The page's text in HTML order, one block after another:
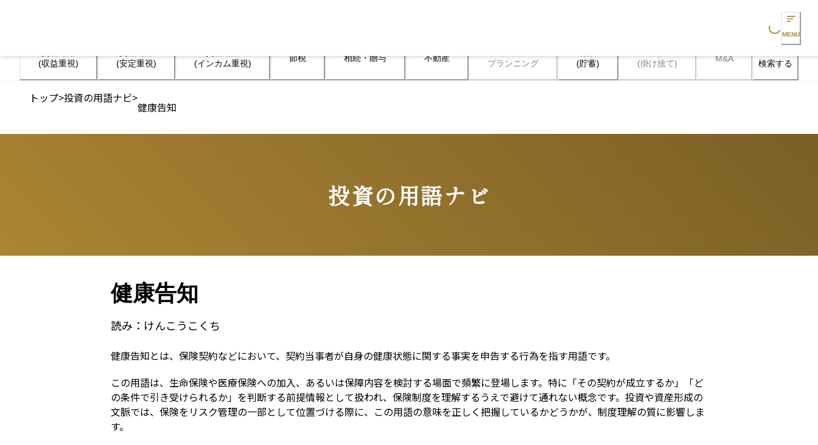
Loading... MENU
(収益重視)
(安定重視)
(インカム重視)
節税 相続・贈与 不動産
プランニング
(貯蓄)
(掛け捨て)
M&A 検索する
トップ>投資の用語ナビ>
健康告知
投資の用語ナビ
Terms
健康告知
読み： けんこうこくち
健康告知とは、保険契約などにおいて、契約当事者が自身の健康状態に関する事実を申告する行為を指す用語です。
この用語は、生命保険や医療保険への加入、あるいは保障内容を検討する場面で頻繁に登場します。特に「その契約が成立するか」「ど
の条件で引き受けられるか」を判断する前提情報として扱われ、保険制度を理解するうえで避けて通れない概念です。投資や資産形成の
文脈では、保険をリスク管理の一部として位置づける際に、この用語の意味を正しく把握しているかどうかが、制度理解の質に影響しま
す。